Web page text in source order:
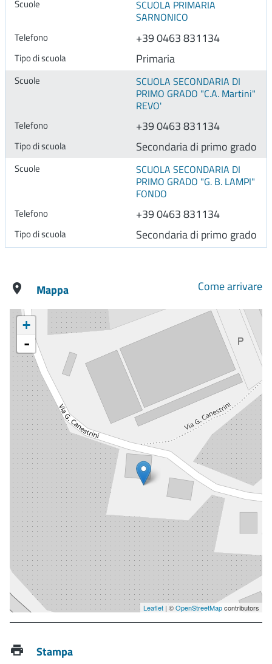
SCUOLA PRIMARIA
SARNONICO
+39 0463 831134
Primaria
SCUOLA SECONDARIA DI
PRIMO GRADO "C.A. Martini"
REVO'
+39 0463 831134
Secondaria di primo grado
SCUOLA SECONDARIA DI
PRIMO GRADO "G. B. LAMPI"
FONDO
+39 0463 831134
Secondaria di primo grado
Mappa Come arrivare
+
-
Leaflet | ©OpenStreetMapcontributors
Stampa